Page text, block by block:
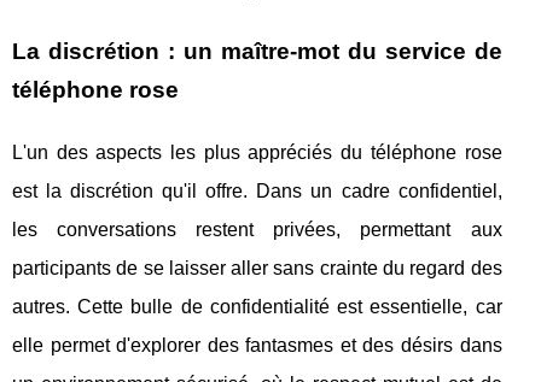
La discrétion : un maître-mot du service de
téléphone rose
L'un des aspects les plus appréciés du téléphone rose
est la discrétion qu'il offre. Dans un cadre confidentiel,
les conversations restent privées, permettant aux
participants de se laisser aller sans crainte du regard des
autres. Cette bulle de confidentialité est essentielle, car
elle permet d'explorer des fantasmes et des désirs dans